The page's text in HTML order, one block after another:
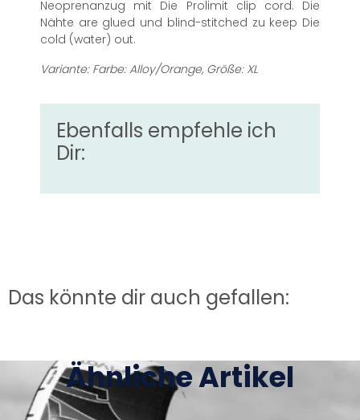
Neoprenanzug mit Die Prolimit clip cord. Die
Nähte are glued und blind-stitched zu keep Die
cold (water) out.
Variante: Farbe: Alloy/Orange, Größe: XL
Ebenfalls empfehle ich
Dir:
Das könnte dir auch gefallen:
Ähnliche Artikel